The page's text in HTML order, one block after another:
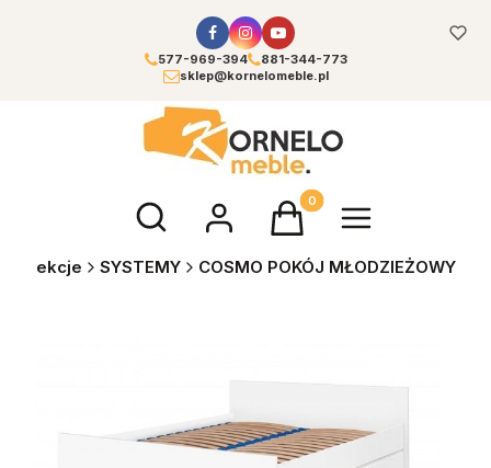
577-969-394
881-344-773
sklep@kornelomeble.pl
Otwórz wyszukiwarkęProdukty w koszyku: 0.
Kolekcje SYSTEMY COSMO POKÓJ MŁODZIEŻOWY